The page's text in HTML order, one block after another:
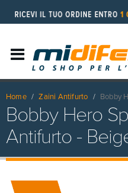
Home Zaini Antifurto Bobby
Bobby Hero
Antifurto -